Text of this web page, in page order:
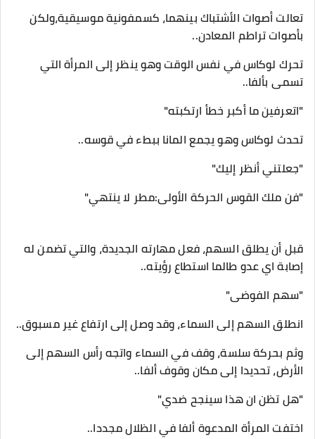
تعالت أصوات الأشتباك بينهما، كسمفونية موسيقية،ولكن
بأصوات تراطم المعادن..
تحرك لوكاس في نفس الوقت وهو ينظر إلى المرأة التي
تسمى بألفا..
"اتعرفين ما أكبر خطأ ارتكبته"
تحدث لوكاس وهو يجمع المانا ببطء في قوسه..
"جعلتني أنظر إليك"
"فن ملك القوس الحركة الأولى:مطر لا ينتهي"
قبل أن يطلق السهم، فعل مهارته الجديدة، والتي تضمن له
إصابة اي عدو طالما استطاع رؤيته..
"سهم الفوضى"
انطلق السهم إلى السماء، وقد وصل إلى ارتفاع غير مسبوق..
وثم بحركة سلسة، وقف في السماء واتجه رأس السهم إلى
الأرض، تحديدا إلى مكان وقوف ألفا..
"هل تظن ان هذا سينجح ضدي"
اختفت المرأة المدعوة ألفا في الظلال مجددا..